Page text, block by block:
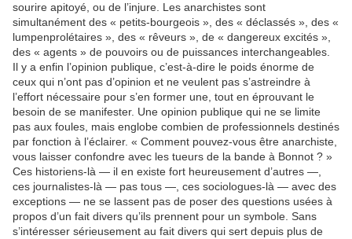
sourire apitoyé, ou de l’injure. Les anarchistes sont
simultanément des « petits-bourgeois », des « déclassés », des «
lumpenprolétaires », des « rêveurs », de « dangereux excités »,
des « agents » de pouvoirs ou de puissances interchangeables.
Il y a enfin l’opinion publique, c’est-à-dire le poids énorme de
ceux qui n’ont pas d’opinion et ne veulent pas s’astreindre à
l’effort nécessaire pour s’en former une, tout en éprouvant le
besoin de se manifester. Une opinion publique qui ne se limite
pas aux foules, mais englobe combien de professionnels destinés
par fonction à l’éclairer. « Comment pouvez-vous être anarchiste,
vous laisser confondre avec les tueurs de la bande à Bonnot ? »
Ces historiens-là — il en existe fort heureusement d’autres —,
ces journalistes-là — pas tous —, ces sociologues-là — avec des
exceptions — ne se lassent pas de poser des questions usées à
propos d’un fait divers qu’ils prennent pour un symbole. Sans
s’intéresser sérieusement au fait divers qui sert depuis plus de